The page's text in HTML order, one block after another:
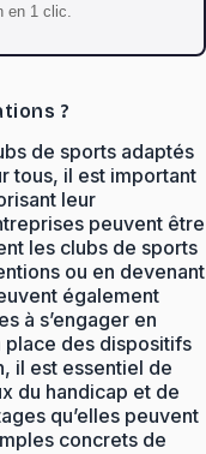
en 1 clic.
?
de sports adaptés
tous, il est important
leur
peuvent être
les clubs de sports
ou en devenant
également
à s’engager en
place des dispositifs
il est essentiel de
du handicap et de
qu’elles peuvent
concrets de